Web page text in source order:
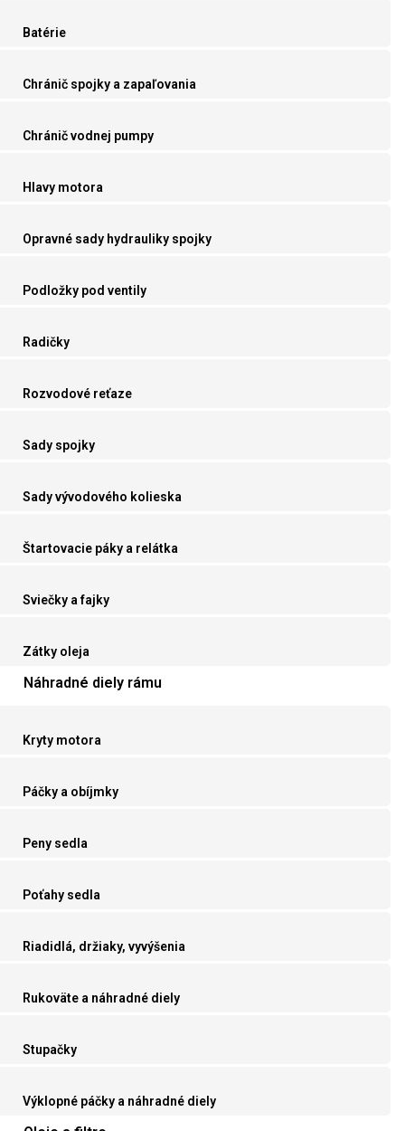
Batérie
Chránič spojky a zapaľovania
Chránič vodnej pumpy
Hlavy motora
Opravné sady hydrauliky spojky
Podložky pod ventily
Radičky
Rozvodové reťaze
Sady spojky
Sady vývodového kolieska
Štartovacie páky a relátka
Sviečky a fajky
Zátky oleja
Náhradné diely rámu
Kryty motora
Páčky a obíjmky
Peny sedla
Poťahy sedla
Riadidlá, držiaky, vyvýšenia
Rukoväte a náhradné diely
Stupačky
Výklopné páčky a náhradné diely